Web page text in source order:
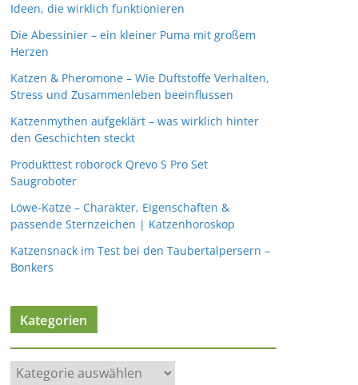
Ideen, die wirklich funktionieren
Die Abessinier – ein kleiner Puma mit großem
Herzen
Katzen & Pheromone – Wie Duftstoffe Verhalten,
Stress und Zusammenleben beeinflussen
Katzenmythen aufgeklärt – was wirklich hinter
den Geschichten steckt
Produkttest roborock Qrevo S Pro Set
Saugroboter
Löwe-Katze – Charakter, Eigenschaften &
passende Sternzeichen | Katzenhoroskop
Katzensnack im Test bei den Taubertalpersern –
Bonkers
Kategorien